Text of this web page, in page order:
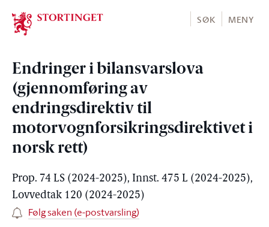
Stortinget.no
SØK MENY
Endringer i bilansvarslova
(gjennomføring av
endringsdirektiv til
motorvognforsikringsdirektivet i
norsk rett)
Prop. 74 LS (2024-2025), Innst. 475 L (2024-2025),
Lovvedtak 120 (2024-2025)
Følg saken (e-postvarsling)